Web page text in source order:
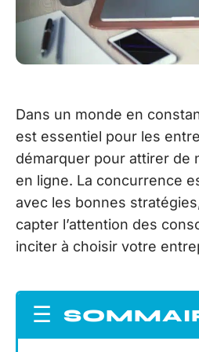
Dans un monde en
est essentiel pour les
démarquer pour attirer de
en ligne. La concurrence
avec les bonnes
capter l’attention des
inciter à choisir votre